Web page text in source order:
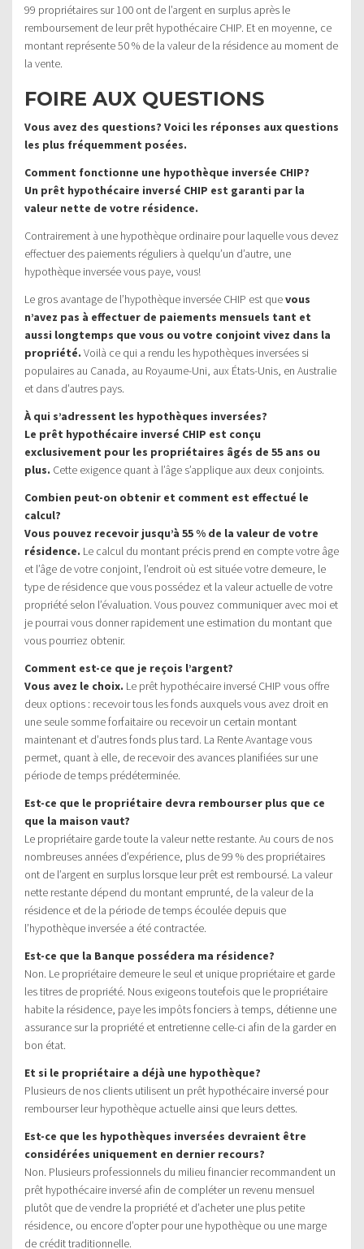
99 propriétaires sur 100 ont de l’argent en surplus après le
remboursement de leur prêt hypothécaire CHIP. Et en moyenne, ce
montant représente 50 % de la valeur de la résidence au moment de
la vente.
FOIRE AUX QUESTIONS
Vous avez des questions? Voici les réponses aux questions
les plus fréquemment posées.
Comment fonctionne une hypothèque inversée CHIP?
Un prêt hypothécaire inversé CHIP est garanti par la
valeur nette de votre résidence.
Contrairement à une hypothèque ordinaire pour laquelle vous devez
effectuer des paiements réguliers à quelqu’un d’autre, une
hypothèque inversée vous paye, vous!
Le gros avantage de l’hypothèque inversée CHIP est quevous
n’avez pas à effectuer de paiements mensuels tant et
aussi longtemps que vous ou votre conjoint vivez dans la
propriété. Voilà ce qui a rendu les hypothèques inversées si
populaires au Canada, au Royaume-Uni, aux États-Unis, en Australie
et dans d’autres pays.
À qui s’adressent les hypothèques inversées?
Le prêt hypothécaire inversé CHIP est conçu
exclusivement pour les propriétaires âgés de 55 ans ou
plus. Cette exigence quant à l’âge s’applique aux deux conjoints.
Combien peut-on obtenir et comment est effectué le
calcul?
Vous pouvez recevoir jusqu’à 55 % de la valeur de votre
résidence. Le calcul du montant précis prend en compte votre âge
et l’âge de votre conjoint, l’endroit où est située votre demeure, le
type de résidence que vous possédez et la valeur actuelle de votre
propriété selon l’évaluation. Vous pouvez communiquer avec moi et
je pourrai vous donner rapidement une estimation du montant que
vous pourriez obtenir.
Comment est-ce que je reçois l’argent?
Vous avez le choix. Le prêt hypothécaire inversé CHIP vous offre
deux options : recevoir tous les fonds auxquels vous avez droit en
une seule somme forfaitaire ou recevoir un certain montant
maintenant et d’autres fonds plus tard. La Rente Avantage vous
permet, quant à elle, de recevoir des avances planifiées sur une
période de temps prédéterminée.
Est-ce que le propriétaire devra rembourser plus que ce
que la maison vaut?
Le propriétaire garde toute la valeur nette restante. Au cours de nos
nombreuses années d’expérience, plus de 99 % des propriétaires
ont de l’argent en surplus lorsque leur prêt est remboursé. La valeur
nette restante dépend du montant emprunté, de la valeur de la
résidence et de la période de temps écoulée depuis que
l’hypothèque inversée a été contractée.
Est-ce que la Banque possédera ma résidence?
Non. Le propriétaire demeure le seul et unique propriétaire et garde
les titres de propriété. Nous exigeons toutefois que le propriétaire
habite la résidence, paye les impôts fonciers à temps, détienne une
assurance sur la propriété et entretienne celle-ci afin de la garder en
bon état.
Et si le propriétaire a déjà une hypothèque?
Plusieurs de nos clients utilisent un prêt hypothécaire inversé pour
rembourser leur hypothèque actuelle ainsi que leurs dettes.
Est-ce que les hypothèques inversées devraient être
considérées uniquement en dernier recours?
Non. Plusieurs professionnels du milieu financier recommandent un
prêt hypothécaire inversé afin de compléter un revenu mensuel
plutôt que de vendre la propriété et d’acheter une plus petite
résidence, ou encore d’opter pour une hypothèque ou une marge
de crédit traditionnelle.